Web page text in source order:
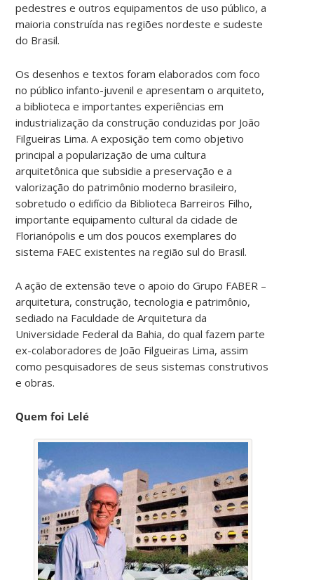
pedestres e outros equipamentos de uso público, a
maioria construída nas regiões nordeste e sudeste
do Brasil.
Os desenhos e textos foram elaborados com foco
no público infanto-juvenil e apresentam o arquiteto,
a biblioteca e importantes experiências em
industrialização da construção conduzidas por João
Filgueiras Lima. A exposição tem como objetivo
principal a popularização de uma cultura
arquitetônica que subsidie a preservação e a
valorização do patrimônio moderno brasileiro,
sobretudo o edifício da Biblioteca Barreiros Filho,
importante equipamento cultural da cidade de
Florianópolis e um dos poucos exemplares do
sistema FAEC existentes na região sul do Brasil.
A ação de extensão teve o apoio do Grupo FABER –
arquitetura, construção, tecnologia e patrimônio,
sediado na Faculdade de Arquitetura da
Universidade Federal da Bahia, do qual fazem parte
ex-colaboradores de João Filgueiras Lima, assim
como pesquisadores de seus sistemas construtivos
e obras.
Quem foi Lelé